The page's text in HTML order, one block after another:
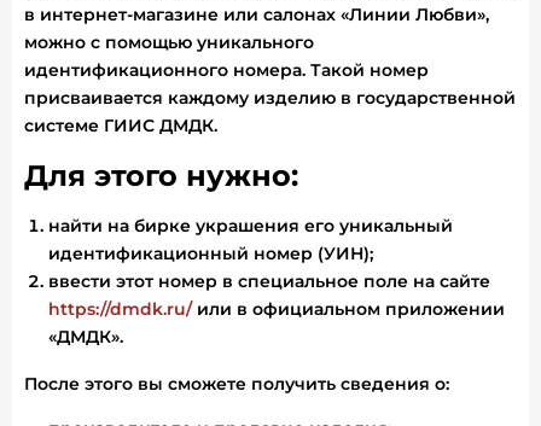
в интернет-магазине или салонах «Линии Любви»,
можно с помощью уникального
идентификационного номера. Такой номер
присваивается каждому изделию в государственной
системе ГИИС ДМДК.
Для этого нужно:
найти на бирке украшения его уникальный
идентификационный номер (УИН);
ввести этот номер в специальное поле на сайте
https://dmdk.ru/или в официальном приложении
«ДМДК».
После этого вы сможете получить сведения о: